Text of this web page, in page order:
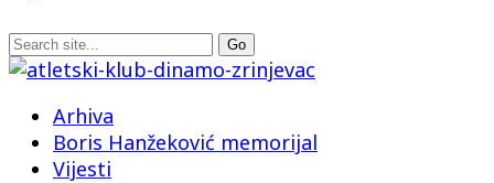
Arhiva
Boris Hanžeković memorijal
Vijesti